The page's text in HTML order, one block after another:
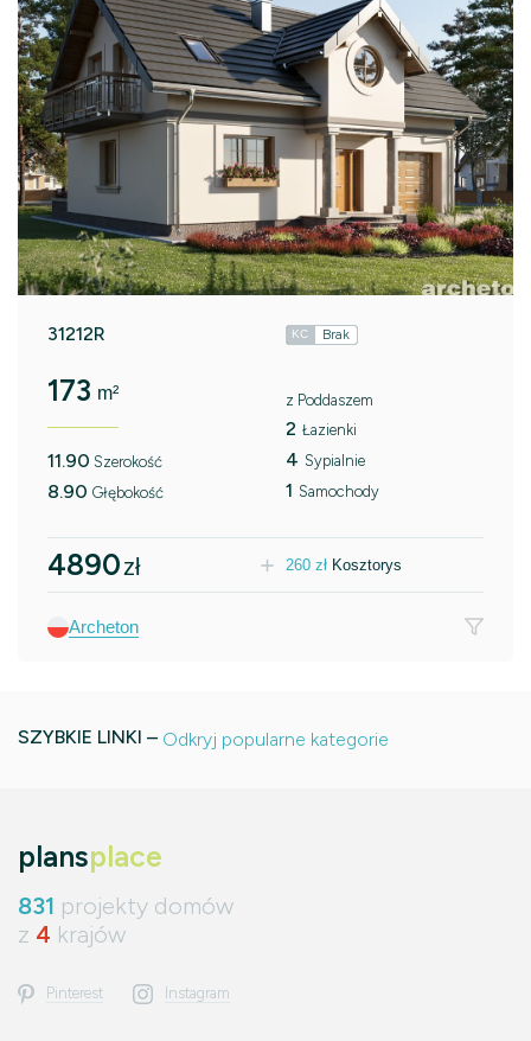
31212R KC Brak
173 m²
11.90 Szerokość
8.90 Głębokość
z Poddaszem
2 Łazienki
4 Sypialnie
1 Samochody
4890zł 260 zł Kosztorys
Archeton
SZYBKIE LINKI – Odkryj popularne kategorie
plansplace
831 projekty domów
z 4 krajów
Pinterest Instagram